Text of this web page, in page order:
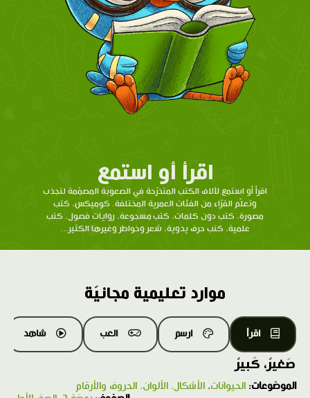
اقرأ أو استمع
اقرأ أو استمع لآلاف الكتب المتدرّحة في الصعوبة المصمّمة لتجذب
وتعلّم القرّاء من الفئات العمرية المختلفة. كوميكس، كتب
مصورة، كتب دون كلمات، كتب مسجوعة، روايات فصول، كتب
علمية، كتب حرف يدوية، شعر وخواطر وغيرها الكثير...
موارد تعليمية مجانيّة
اقرأ ارسم العب شاهد
صَغيرٌ، كَبيرٌ
الموضوعات: الحيوانات، الأشكال، الألوان، الحروف والأرقام